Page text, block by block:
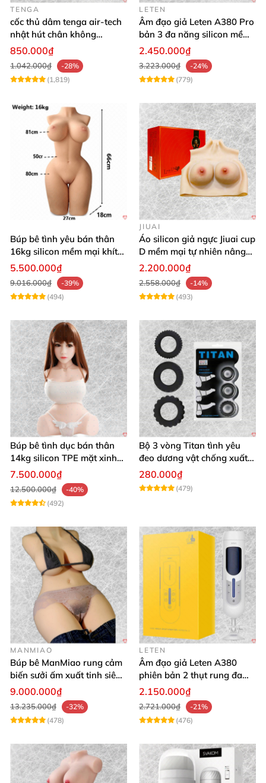
TENGA
cốc thủ dâm tenga air-tech
nhật hút chân không
silicone cao cấp nam
850.000₫
1.042.000₫
-28%
(1,819)
LETEN
Âm đạo giả Leten A380 Pro
bản 3 đa năng silicon mềm
mại
2.450.000₫
3.223.000₫
-24%
(779)
Búp bê tình yêu bán thân
16kg silicon mềm mại khít
hồng
5.500.000₫
9.016.000₫
-39%
(494)
JIUAI
Áo silicon giả ngực Jiuai cup
D mềm mại tự nhiên nâng
ngực
2.200.000₫
2.558.000₫
-14%
(493)
Búp bê tình dục bán thân
14kg silicon TPE mặt xinh
trắng hồng
7.500.000₫
12.500.000₫
-40%
(492)
Bộ 3 vòng Titan tình yêu
đeo dương vật chống xuất
tinh sớm chất liệu silicon y
tế
280.000₫
(479)
MANMIAO
Búp bê ManMiao rung cảm
biến sưởi ấm xuất tinh siêu
thực trải nghiệm
9.000.000₫
13.235.000₫
-32%
(478)
LETEN
Âm đạo giả Leten A380
phiên bản 2 thụt rung đa
chế độ, siêu mềm
2.150.000₫
2.721.000₫
-21%
(476)